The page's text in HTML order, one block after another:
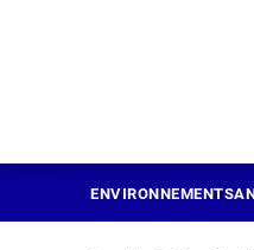
ENVIRONNEMENT